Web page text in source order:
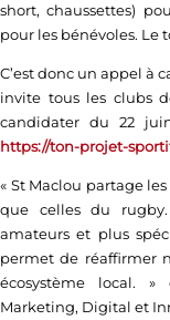
short, chaussettes)
pour les bénévoles. Le
C’est donc un appel à
invite tous les clubs
candidater du 22
https://ton-projet-
« St Maclou partage
que celles du
amateurs et plus
permet de réaffirmer
écosystème local. »
Marketing, Digital et